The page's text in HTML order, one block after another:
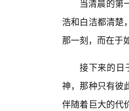
当清晨的第
浩和白洁都清楚
那一刻，而在于
接下来的日
神，那种只有彼
伴随着巨大的代